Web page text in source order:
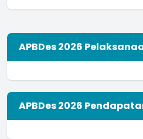
APBDes 2026
APBDes 2026